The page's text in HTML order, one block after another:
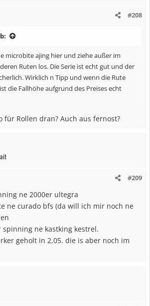
#208
microbite ajing hier und ziehe außer im
Ruten los. Die Serie ist echt gut und der
Wirklich n Tipp und wenn die Rute
die Fallhöhe aufgrund des Preises echt
für Rollen dran? Auch aus fernost?
#209
ne 2000er ultegra
ne curado bfs (da will ich mir noch ne
spinning ne kastking kestrel.
geholt in 2,05. die is aber noch im